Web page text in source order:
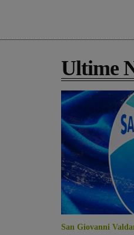
Ultime
San Giovanni